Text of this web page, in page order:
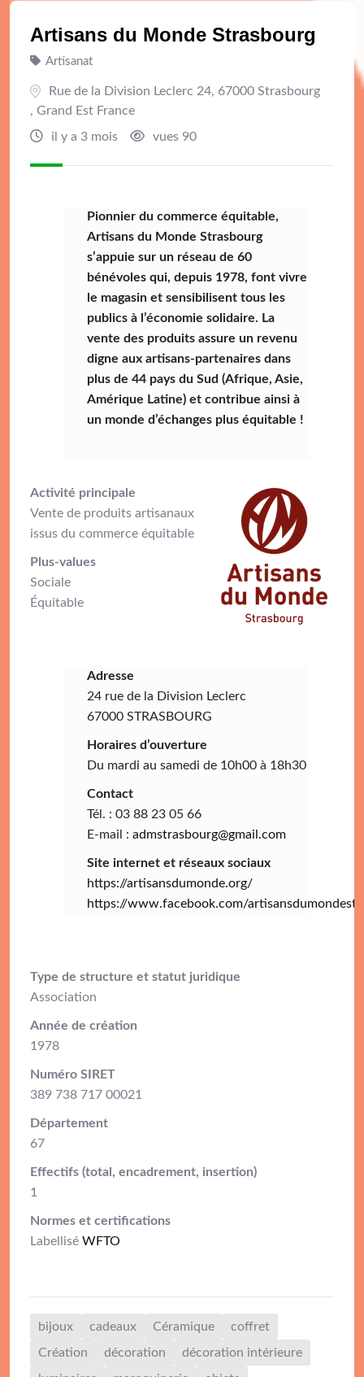
Artisans du Monde Strasbourg
Artisanat
Rue de la Division Leclerc 24, 67000 Strasbourg
, Grand Est France
il y a 3 mois
vues 90
Pionnier du commerce équitable,
Artisans du Monde Strasbourg
s’appuie sur un réseau de 60
bénévoles qui, depuis 1978, font vivre
le magasin et sensibilisent tous les
publics à l’économie solidaire. La
vente des produits assure un revenu
digne aux artisans-partenaires dans
plus de 44 pays du Sud (Afrique, Asie,
Amérique Latine) et contribue ainsi à
un monde d’échanges plus équitable !
Activité principale
Vente de produits artisanaux
issus du commerce équitable
Plus-values
Sociale
Équitable
Adresse
24 rue de la Division Leclerc
67000 STRASBOURG
Horaires d’ouverture
Du mardi au samedi de 10h00 à 18h30
Contact
Tél. : 03 88 23 05 66
E-mail : admstrasbourg@gmail.com
Site internet et réseaux sociaux
https://artisansdumonde.org/
https://www.facebook.com/
Type de structure et statut juridique
Association
Année de création
1978
Numéro SIRET
389 738 717 00021
Département
67
Effectifs (total, encadrement, insertion)
1
Normes et certifications
Labellisé WFTO
bijoux cadeaux Céramique
coffret
Création
décoration
décoration intérieure